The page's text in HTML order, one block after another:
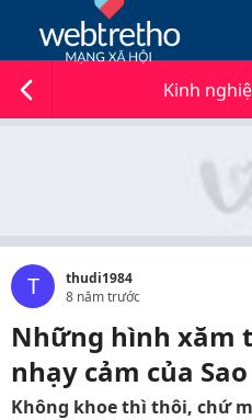
Kinh
T
thudi1984
8 năm trước
Những hình xăm
nhạy cảm của
Không khoe thì thôi, chứ